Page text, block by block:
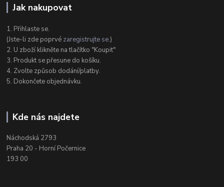
Jak nakupovat
1. Přihlaste se.
(Jste-li zde poprvé zaregistrujte se.)
2. U zboží klikněte na tlačítko "Koupit"
3. Produkt se přesune do košíku.
4. Zvolte způsob dodání/platby.
5. Dokončete objednávku.
Kde nás najdete
Náchodská 2793
Praha 20 - Horní Počernice
193 00